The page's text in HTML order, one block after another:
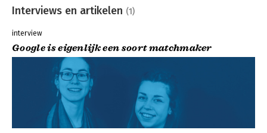
Interviews en artikelen (1)
interview
Google is eigenlijk een soort matchmaker